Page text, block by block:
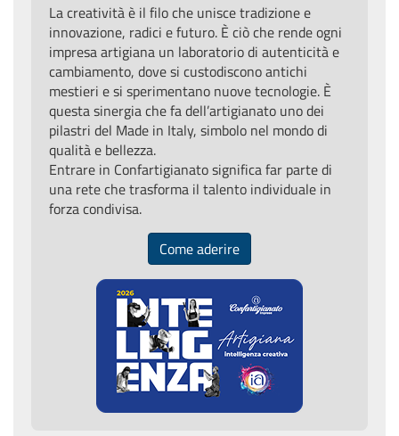
La creatività è il filo che unisce tradizione e
innovazione, radici e futuro. È ciò che rende ogni
impresa artigiana un laboratorio di autenticità e
cambiamento, dove si custodiscono antichi
mestieri e si sperimentano nuove tecnologie. È
questa sinergia che fa dell’artigianato uno dei
pilastri del Made in Italy, simbolo nel mondo di
qualità e bellezza.
Entrare in Confartigianato significa far parte di
una rete che trasforma il talento individuale in
forza condivisa.
Come aderire